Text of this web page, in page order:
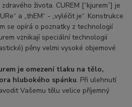
života. CUREM [“kjurem”] je
a „thEM“ - „vyléčit je“. Konstrukce
se opírá o poznatky z technologií
vznikají speciální technologií
pěny velmi vysoké objemové
je omezení tlaku na tělo,
hlubokého spánku. Při ulehnutí
Vašemu tělu velice příjemný